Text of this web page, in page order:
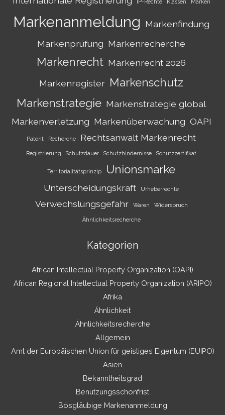
IP-Rechte Klassen Marken
Markenanmeldung Markenfindung
Markenprüfung Markenrecherche
Markenrecht Markenrecht 2026
Markenregister Markenschutz
Markenstrategie Markenstrategie global
Markenverletzung Markenüberwachung OAPI
Patent Recherche Rechtsanwalt Markenrecht
Registrierung Schutzdauer Schutzhindernisse Schutzzertifikat
Territorialitätsprinzip Unionsmarke
Unterscheidungskraft Urheberrechte
Verwechslungsgefahr Waren Widerspruch
Ähnlichkeitsrecherche
Kategorien
African Intellectual Property Organization (OAPI)
African Regional Intellectual Property Organization (ARIPO)
Afrika
Ähnlichkeit
Ähnlichkeitsrecherche
Allgemein
Amt der Europäischen Union für geistiges Eigentum (EUIPO)
Asien
Bekanntheitsgrad
Benutzungsschonfrist
Bösgläubige Markenanmeldung